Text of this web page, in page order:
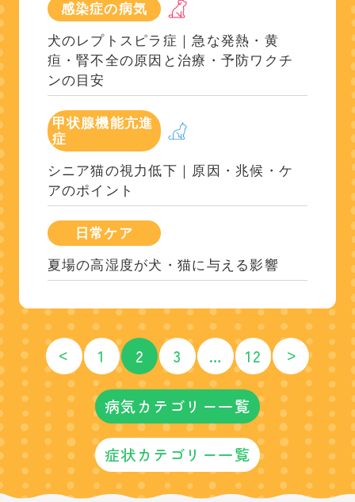
感染症の病気
犬のレプトスピラ症｜急な発熱・黄
疸・腎不全の原因と治療・予防ワクチ
ンの目安
甲状腺機能亢進
症
シニア猫の視力低下｜原因・兆候・ケ
アのポイント
日常ケア
夏場の高湿度が犬・猫に与える影響
< 1 2 3 … 12 >
病気カテゴリー一覧
症状カテゴリー一覧